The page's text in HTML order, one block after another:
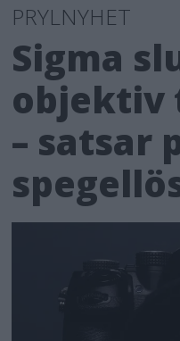
PRYLNYHET
Sigma
objektiv
– satsar